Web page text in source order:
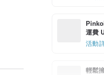
運費
活動
輕鬆